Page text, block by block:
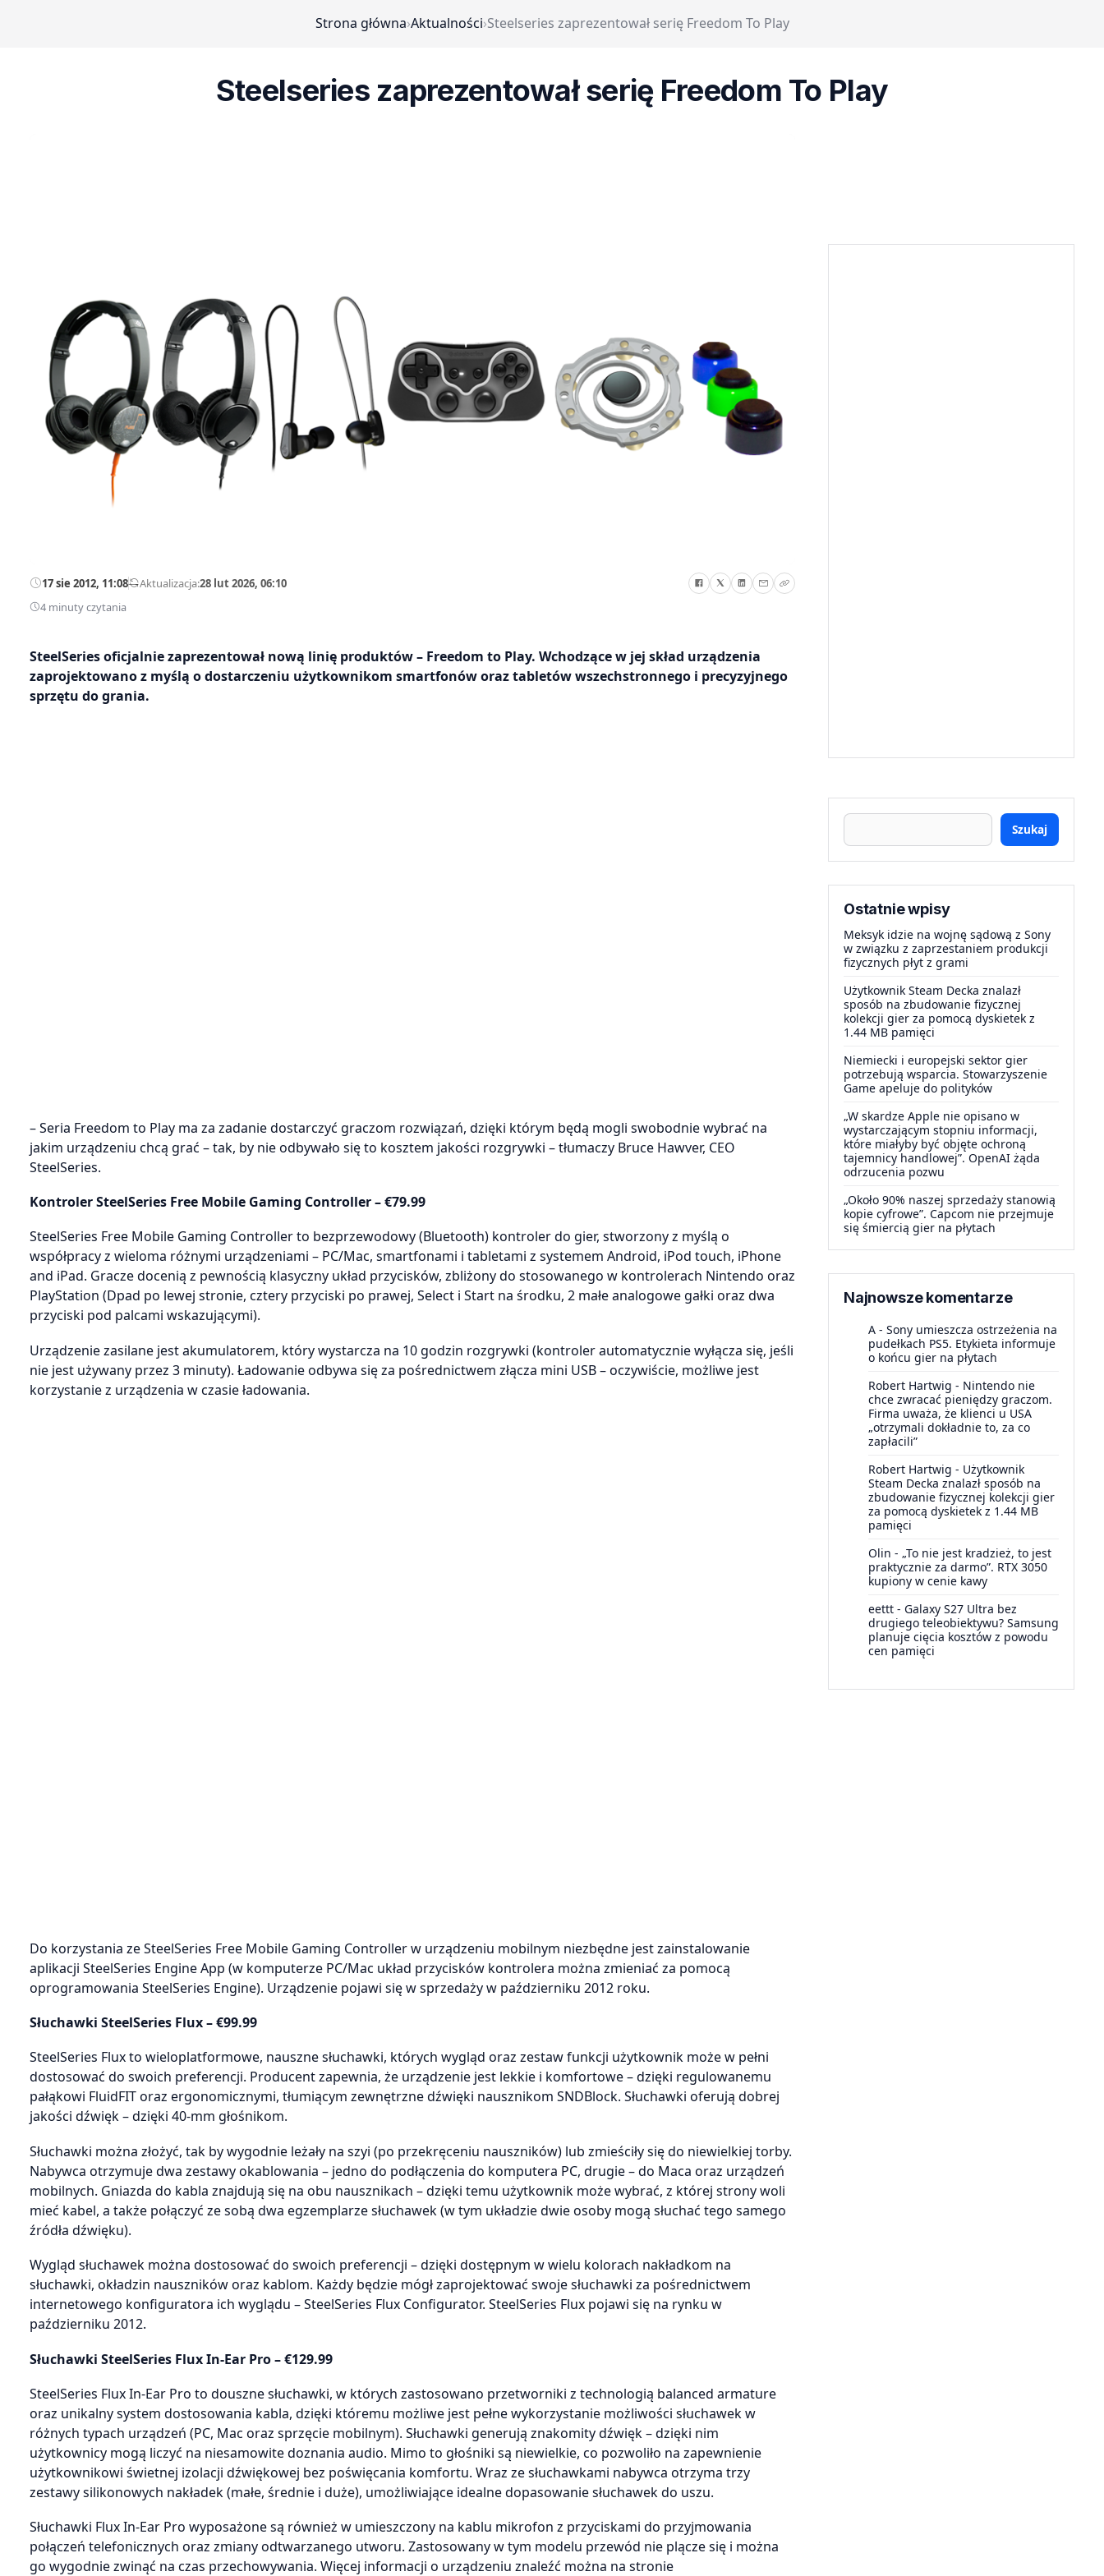
Strona główna›Aktualności›Steelseries zaprezentował serię Freedom To Play
Steelseries zaprezentował serię Freedom To Play
17 sie 2012, 11:08—Aktualizacja:28 lut 2026, 06:10
4 minuty czytania
SteelSeries oficjalnie zaprezentował nową linię produktów – Freedom to Play. Wchodzące w jej skład urządzenia
zaprojektowano z myślą o dostarczeniu użytkownikom smartfonów oraz tabletów wszechstronnego i precyzyjnego
sprzętu do grania.
– Seria Freedom to Play ma za zadanie dostarczyć graczom rozwiązań, dzięki którym będą mogli swobodnie wybrać na
jakim urządzeniu chcą grać – tak, by nie odbywało się to kosztem jakości rozgrywki – tłumaczy Bruce Hawver, CEO
SteelSeries.
Kontroler SteelSeries Free Mobile Gaming Controller – €79.99
SteelSeries Free Mobile Gaming Controller to bezprzewodowy (Bluetooth) kontroler do gier, stworzony z myślą o
współpracy z wieloma różnymi urządzeniami – PC/Mac, smartfonami i tabletami z systemem Android, iPod touch, iPhone
and iPad. Gracze docenią z pewnością klasyczny układ przycisków, zbliżony do stosowanego w kontrolerach Nintendo oraz
PlayStation (Dpad po lewej stronie, cztery przyciski po prawej, Select i Start na środku, 2 małe analogowe gałki oraz dwa
przyciski pod palcami wskazującymi).
Urządzenie zasilane jest akumulatorem, który wystarcza na 10 godzin rozgrywki (kontroler automatycznie wyłącza się, jeśli
nie jest używany przez 3 minuty). Ładowanie odbywa się za pośrednictwem złącza mini USB – oczywiście, możliwe jest
korzystanie z urządzenia w czasie ładowania.
Do korzystania ze SteelSeries Free Mobile Gaming Controller w urządzeniu mobilnym niezbędne jest zainstalowanie
aplikacji SteelSeries Engine App (w komputerze PC/Mac układ przycisków kontrolera można zmieniać za pomocą
oprogramowania SteelSeries Engine). Urządzenie pojawi się w sprzedaży w październiku 2012 roku.
Słuchawki SteelSeries Flux – €99.99
SteelSeries Flux to wieloplatformowe, nauszne słuchawki, których wygląd oraz zestaw funkcji użytkownik może w pełni
dostosować do swoich preferencji. Producent zapewnia, że urządzenie jest lekkie i komfortowe – dzięki regulowanemu
pałąkowi FluidFIT oraz ergonomicznymi, tłumiącym zewnętrzne dźwięki nausznikom SNDBlock. Słuchawki oferują dobrej
jakości dźwięk – dzięki 40-mm głośnikom.
Słuchawki można złożyć, tak by wygodnie leżały na szyi (po przekręceniu nauszników) lub zmieściły się do niewielkiej torby.
Nabywca otrzymuje dwa zestawy okablowania – jedno do podłączenia do komputera PC, drugie – do Maca oraz urządzeń
mobilnych. Gniazda do kabla znajdują się na obu nausznikach – dzięki temu użytkownik może wybrać, z której strony woli
mieć kabel, a także połączyć ze sobą dwa egzemplarze słuchawek (w tym układzie dwie osoby mogą słuchać tego samego
źródła dźwięku).
Wygląd słuchawek można dostosować do swoich preferencji – dzięki dostępnym w wielu kolorach nakładkom na
słuchawki, okładzin nauszników oraz kablom. Każdy będzie mógł zaprojektować swoje słuchawki za pośrednictwem
internetowego konfiguratora ich wyglądu – SteelSeries Flux Configurator. SteelSeries Flux pojawi się na rynku w
październiku 2012.
Słuchawki SteelSeries Flux In-Ear Pro – €129.99
SteelSeries Flux In-Ear Pro to douszne słuchawki, w których zastosowano przetworniki z technologią balanced armature
oraz unikalny system dostosowania kabla, dzięki któremu możliwe jest pełne wykorzystanie możliwości słuchawek w
różnych typach urządzeń (PC, Mac oraz sprzęcie mobilnym). Słuchawki generują znakomity dźwięk – dzięki nim
użytkownicy mogą liczyć na niesamowite doznania audio. Mimo to głośniki są niewielkie, co pozwoliło na zapewnienie
użytkownikowi świetnej izolacji dźwiękowej bez poświęcania komfortu. Wraz ze słuchawkami nabywca otrzyma trzy
zestawy silikonowych nakładek (małe, średnie i duże), umożliwiające idealne dopasowanie słuchawek do uszu.
Słuchawki Flux In-Ear Pro wyposażone są również w umieszczony na kablu mikrofon z przyciskami do przyjmowania
połączeń telefonicznych oraz zmiany odtwarzanego utworu. Zastosowany w tym modelu przewód nie plącze się i można
go wygodnie zwinąć na czas przechowywania. Więcej informacji o urządzeniu znaleźć można na stronie
Szukaj
Ostatnie wpisy
Meksyk idzie na wojnę sądową z Sony
w związku z zaprzestaniem produkcji
fizycznych płyt z grami
Użytkownik Steam Decka znalazł
sposób na zbudowanie fizycznej
kolekcji gier za pomocą dyskietek z
1.44 MB pamięci
Niemiecki i europejski sektor gier
potrzebują wsparcia. Stowarzyszenie
Game apeluje do polityków
„W skardze Apple nie opisano w
wystarczającym stopniu informacji,
które miałyby być objęte ochroną
tajemnicy handlowej”. OpenAI żąda
odrzucenia pozwu
„Około 90% naszej sprzedaży stanowią
kopie cyfrowe”. Capcom nie przejmuje
się śmiercią gier na płytach
Najnowsze komentarze
A - Sony umieszcza ostrzeżenia na
pudełkach PS5. Etykieta informuje
o końcu gier na płytach
Robert Hartwig - Nintendo nie
chce zwracać pieniędzy graczom.
Firma uważa, że klienci u USA
„otrzymali dokładnie to, za co
zapłacili”
Robert Hartwig - Użytkownik
Steam Decka znalazł sposób na
zbudowanie fizycznej kolekcji gier
za pomocą dyskietek z 1.44 MB
pamięci
Olin - „To nie jest kradzież, to jest
praktycznie za darmo”. RTX 3050
kupiony w cenie kawy
eettt - Galaxy S27 Ultra bez
drugiego teleobiektywu? Samsung
planuje cięcia kosztów z powodu
cen pamięci